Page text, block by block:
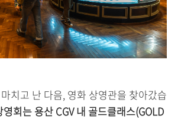
치고 난 다음, 영화 상영관을 찾아갔습
회는 용산 CGV 내 골드클래스(GOLD